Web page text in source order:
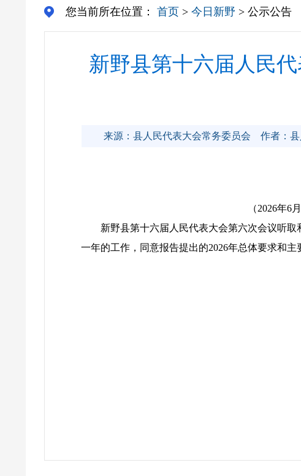
您当前所在位置： 首页 > 今日新野 > 公示公告
新野县第十六届人民
来源：县人民代表大会常务委员会 作者：
（2026年6
新野县第十六届人民代表大会第六次会议听
一年的工作，同意报告提出的2026年总体要求和主